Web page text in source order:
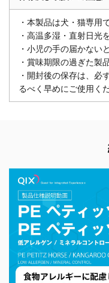
・本製品は犬・猫専用で
・高温多湿・直射日光
・小児の手の届かない
・賞味期限の過ぎた製
・開封後の保存は、必
るべく早めにご使用く